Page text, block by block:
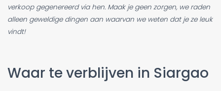
verkoop gegenereerd via hen. Maak je geen zorgen, we raden
alleen geweldige dingen aan waarvan we weten dat je ze leuk
vindt!
Waar te verblijven in Siargao